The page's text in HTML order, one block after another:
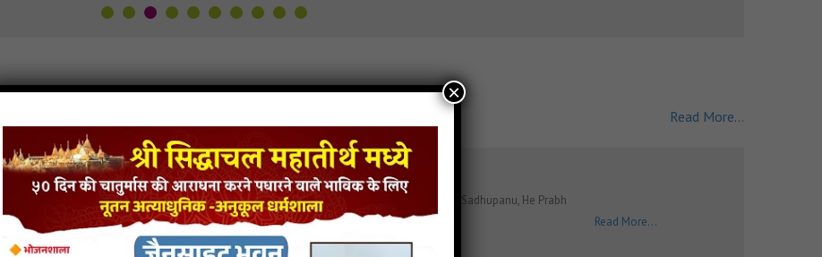
Read More...
Thoughts No-40
Bhagya Spandan-40 Karva Jevi Prathna! Tav Shasansya Bhikshutvma Dehi Me Tara Shasannu Sadhupanu, He Prabh
Read More...
×